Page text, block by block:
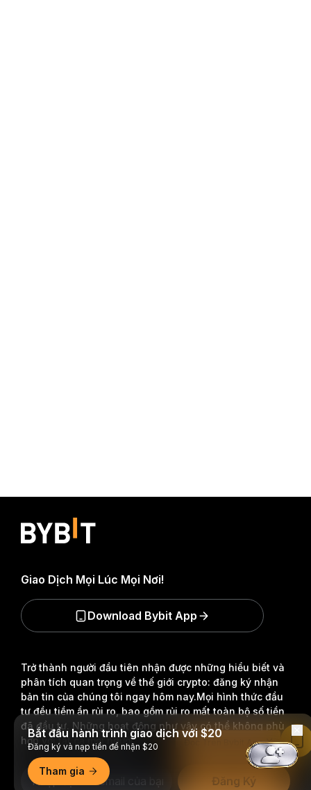
Trở thành người đầu tiên nhận được những hiểu biết và
phân tích quan trọng về thế giới crypto: đăng ký nhận
bản tin của chúng tôi ngay hôm nay.Mọi hình thức đầu
tư đều tiềm ẩn rủi ro, bao gồm rủi ro mất toàn bộ số tiền
đã đầu tư. Những hoạt động như vậy có thể không phù
hợp với tất cả mọi người.
Đăng Ký
Giao Dịch Mọi Lúc Mọi Nơi!
Download Bybit App
Bắt đầu hành trình giao dịch với $20
Đăng ký và nạp tiền để nhận $20
Tham gia
Đọc Trên Bybit App